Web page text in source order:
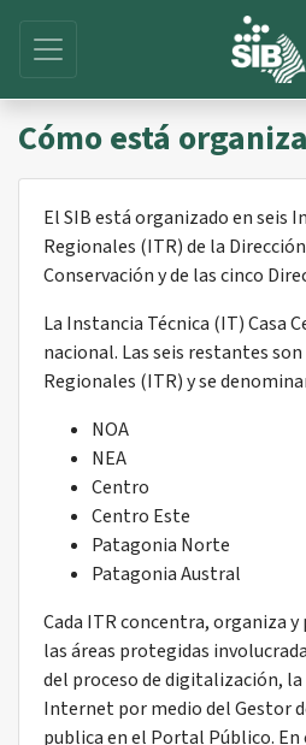
Cómo está
El SIB está organizado en seis
Regionales (ITR) de la
Conservación y de las cinco
La Instancia Técnica (IT) Casa
nacional. Las seis restantes
Regionales (ITR) y se
NOA
NEA
Centro
Centro Este
Patagonia Norte
Patagonia Austral
Cada ITR concentra, organiza
las áreas protegidas
del proceso de digitalización, la
Internet por medio del Gestor
publica en el Portal Público. En